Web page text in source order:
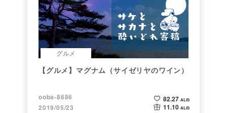
グルメ
【グルメ】マグナム（サイゼリヤのワイン）
ooba-8686
2019/05/23
82.27 ALIS
11.10 ALIS